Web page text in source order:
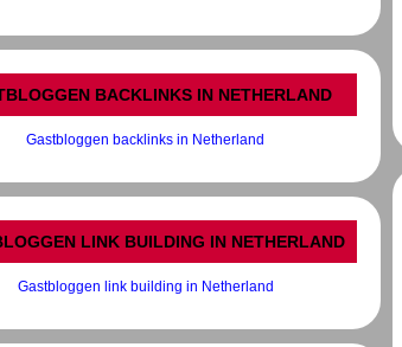
BACKLINKS IN NETHERLAND
Gastbloggen backlinks in Netherland
LINK BUILDING IN NETHERLAND
Gastbloggen link building in Netherland